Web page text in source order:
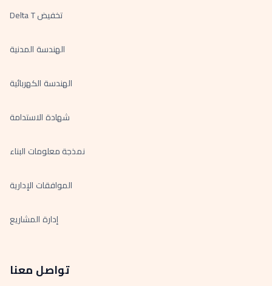
تخفيض Delta T
الهندسة المدنية
الهندسة الكهربائية
شهادة الاستدامة
نمذجة معلومات البناء
الموافقات الإدارية
إدارة المشاريع
تواصل معنا